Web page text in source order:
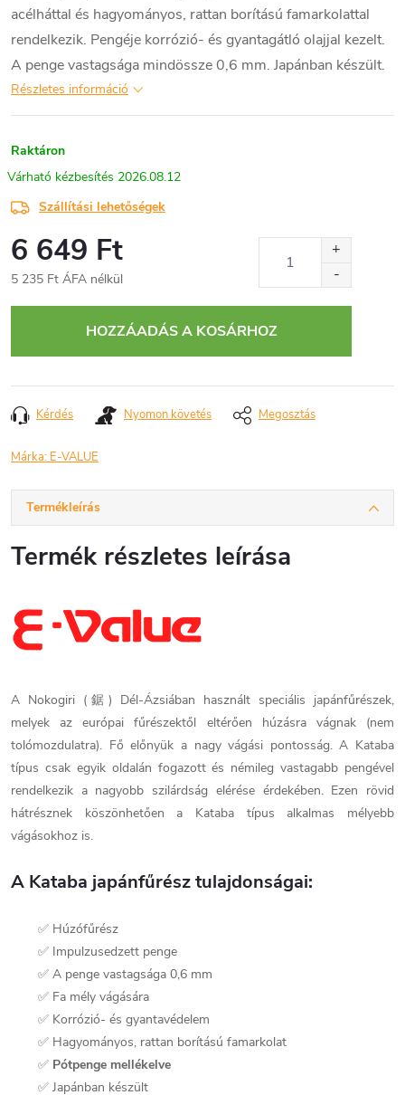
acélháttal és hagyományos, rattan borítású famarkolattal
rendelkezik. Pengéje korrózió- és gyantagátló olajjal kezelt.
A penge vastagsága mindössze 0,6 mm. Japánban készült.
Részletes információ
Raktáron
2026.08.12
Szállítási lehetőségek
6 649 Ft
5 235 Ft ÁFA nélkül
HOZZÁADÁS A KOSÁRHOZ
Kérdés Nyomon követés Megosztás
Márka: E-VALUE
Termékleírás
Termék részletes leírása
A Nokogiri (鋸) Dél-Ázsiában használt speciális japánfűrészek,
melyek az európai fűrészektől eltérően húzásra vágnak (nem
tolómozdulatra). Fő előnyük a nagy vágási pontosság. A Kataba
típus csak egyik oldalán fogazott és némileg vastagabb pengével
rendelkezik a nagyobb szilárdság elérése érdekében. Ezen rövid
hátrésznek köszönhetően a Kataba típus alkalmas mélyebb
vágásokhoz is.
A Kataba japánfűrész tulajdonságai:
✅ Húzófűrész
✅ Impulzusedzett penge
✅ A penge vastagsága 0,6 mm
✅ Fa mély vágására
✅ Korrózió- és gyantavédelem
✅ Hagyományos, rattan borítású famarkolat
✅ Pótpenge mellékelve
✅ Japánban készült